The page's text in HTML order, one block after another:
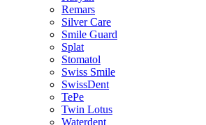
Remars
Silver Care
Smile Guard
Splat
Stomatol
Swiss Smile
SwissDent
TePe
Twin Lotus
Waterdent